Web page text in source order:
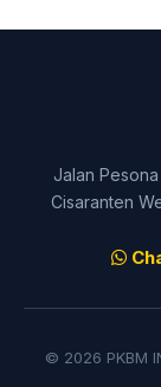
Jalan
Cisaranten
© 2026 PKBM